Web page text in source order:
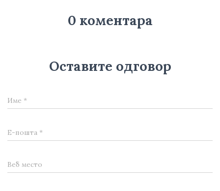
0 коментара
Оставите одговор
Име *
Е-пошта *
Веб место